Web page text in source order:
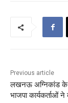
Previous article
लखनऊ अग्निकांड के
भाजपा कार्यकर्ताओं ने